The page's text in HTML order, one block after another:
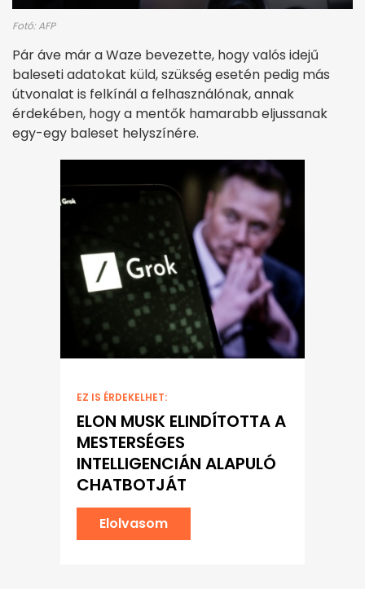
Fotó: AFP
Pár áve már a Waze bevezette, hogy valós idejű
baleseti adatokat küld, szükség esetén pedig más
útvonalat is felkínál a felhasználónak, annak
érdekében, hogy a mentők hamarabb eljussanak
egy-egy baleset helyszínére.
EZ IS ÉRDEKELHET:
ELON MUSK ELINDÍTOTTA A
MESTERSÉGES
INTELLIGENCIÁN ALAPULÓ
CHATBOTJÁT
Elolvasom